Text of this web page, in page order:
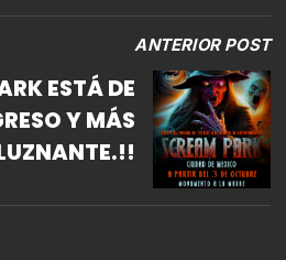
ANTERIOR POST
ESTÁ DE
Y MÁS